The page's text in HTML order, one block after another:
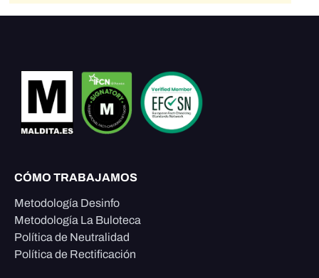
CÓMO TRABAJAMOS
Metodología Desinfo
Metodología La Buloteca
Política de Neutralidad
Política de Rectificación